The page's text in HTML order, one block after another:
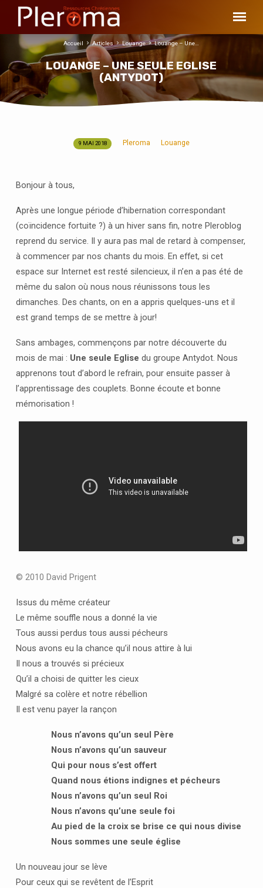
LOUANGE – UNE SEULE EGLISE
(ANTYDOT)
Accueil Articles Louange Louange – Une…
LOUANGE
UNE
EGLISE
(ANTYDOT)
9 MAI 2018 Pleroma Louange
Bonjour à tous,
Après une longue période d’hibernation correspondant
(coïncidence fortuite ?) à un hiver sans fin, notre Pleroblog
reprend du service. Il y aura pas mal de retard à compenser,
à commencer par nos chants du mois. En effet, si cet
espace sur Internet est resté silencieux, il n’en a pas été de
même du salon où nous nous réunissons tous les
dimanches. Des chants, on en a appris quelques-uns et il
est grand temps de se mettre à jour!
Sans ambages, commençons par notre découverte du
mois de mai : Une seule Eglise du groupe Antydot. Nous
apprenons tout d’abord le refrain, pour ensuite passer à
l’apprentissage des couplets. Bonne écoute et bonne
mémorisation !
© 2010 David Prigent
Issus du même créateur
Le même souffle nous a donné la vie
Tous aussi perdus tous aussi pécheurs
Nous avons eu la chance qu’il nous attire à lui
Il nous a trouvés si précieux
Qu’il a choisi de quitter les cieux
Malgré sa colère et notre rébellion
Il est venu payer la rançon
Nous n’avons qu’un seul Père
Nous n’avons qu’un sauveur
Qui pour nous s’est offert
Quand nous étions indignes et pécheurs
Nous n’avons qu’un seul Roi
Nous n’avons qu’une seule foi
Au pied de la croix se brise ce qui nous divise
Nous sommes une seule église
Un nouveau jour se lève
Pour ceux qui se revêtent de l’Esprit